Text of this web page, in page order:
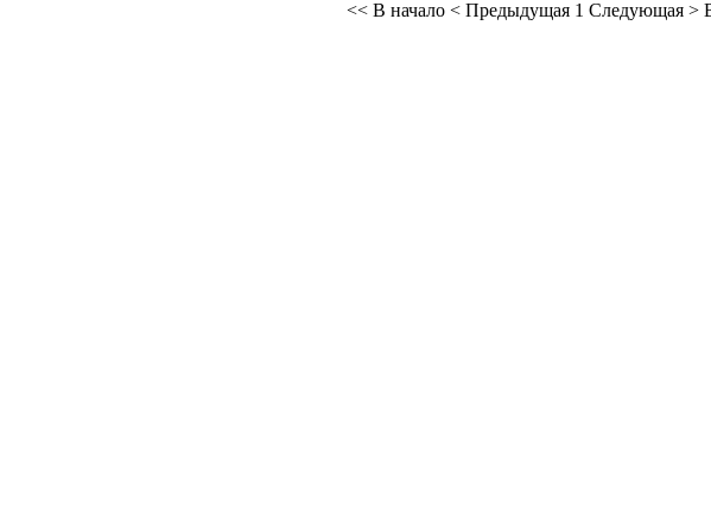
<< В начало < Предыдущая 1 Следующая >